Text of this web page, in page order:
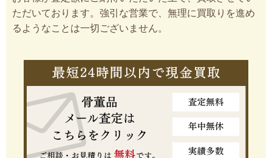
ただいております。強引な営業で、無理に買取りを進め
るようなことは一切ございません。